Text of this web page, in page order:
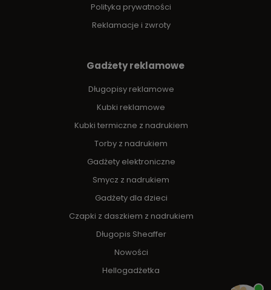
Polityka prywatności
Reklamacje i zwroty
Gadżety reklamowe
Długopisy reklamowe
Kubki reklamowe
Kubki termiczne z nadrukiem
Torby z nadrukiem
Gadżety elektroniczne
Smycz z nadrukiem
Gadżety dla dzieci
Czapki z daszkiem z nadrukiem
Długopis Sheaffer
Nowości
Hellogadżetka